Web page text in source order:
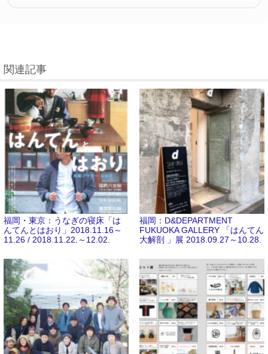
関連記事
福岡・東京：うなぎの寝床「は
んてんとはおり」2018.11.16～
11.26 / 2018.11.22.～12.02.
福岡：D&DEPARTMENT
FUKUOKA GALLERY 「はんてん
大解剖 」展 2018.09.27～10.28.